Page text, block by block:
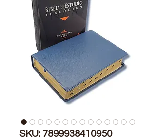
SKU: 7899938410950